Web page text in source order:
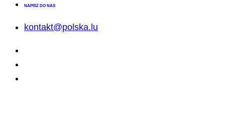
NAPISZ DO NAS
kontakt@polska.lu